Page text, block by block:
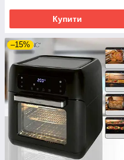
Купити
–15%